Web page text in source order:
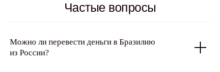
Частые вопросы
Можно ли перевести деньги в Бразилию
из России?